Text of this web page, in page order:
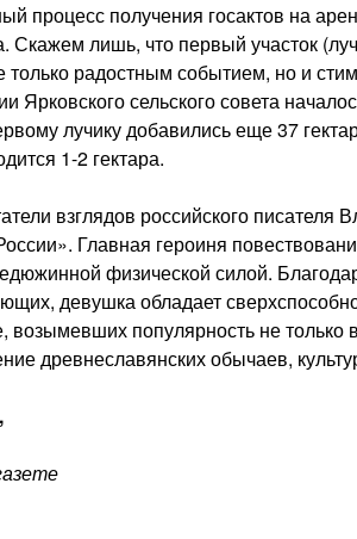
процесс получения госактов на
Скажем лишь, что первый участок
только радостным событием, но и
Ярковского сельского совета
лучику добавились еще 37
1-2 гектара.
взглядов российского
Главная героиня
физической силой.
девушка обладает
возымевших популярность не только
древнеславянских обычаев,